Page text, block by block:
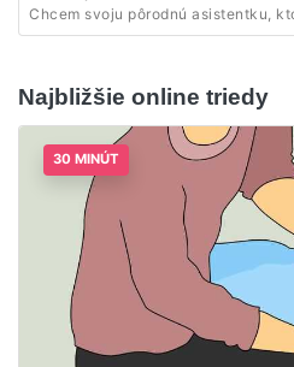
Chcem svoju pôrodnú asistentku,
bojuje za lepšiu dostupnosť
vyzdvihuje dôležitosť kontinuálnej
starostlivosti pre ženy a ich deti.
Najbližšie online triedy
30 MINÚT